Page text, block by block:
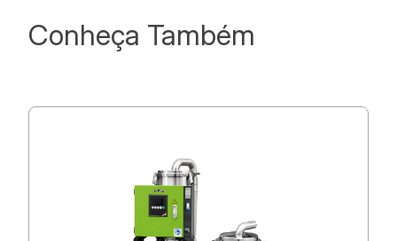
Conheça Também